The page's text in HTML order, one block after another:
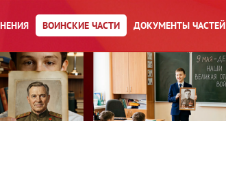
ВОИНСКИЕ ЧАСТИ ДОКУМЕНТЫ ЧАСТЕЙ